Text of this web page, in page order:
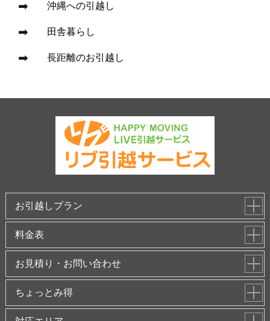
沖縄への引越し
田舎暮らし
長距離のお引越し
お引越しプラン
料金表
お見積り・お問い合わせ
ちょっとみ得